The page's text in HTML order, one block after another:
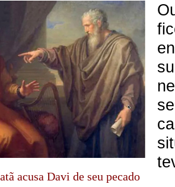
acusa Davi de seu pecado